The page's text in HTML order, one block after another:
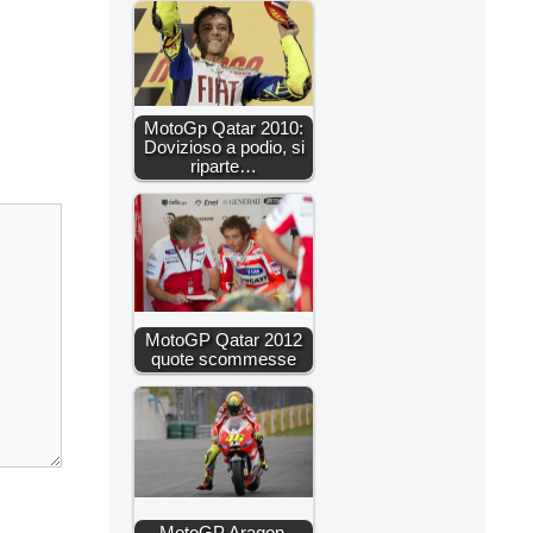
MotoGp Qatar 2010:
Dovizioso a podio, si
riparte…
MotoGP Qatar 2012
quote scommesse